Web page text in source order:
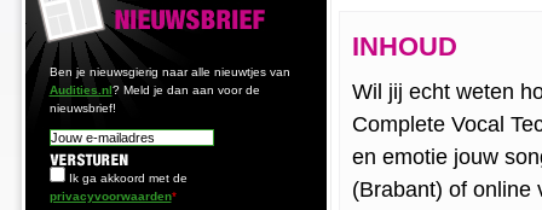
Ben je nieuwsgierig naar alle nieuwtjes van
Audities.nl? Meld je dan aan voor de
nieuwsbrief!
Ik ga akkoord met de
privacyvoorwaarden*
INHOUD
Wil jij echt weten
Complete Vocal
en emotie jouw
(Brabant) of online